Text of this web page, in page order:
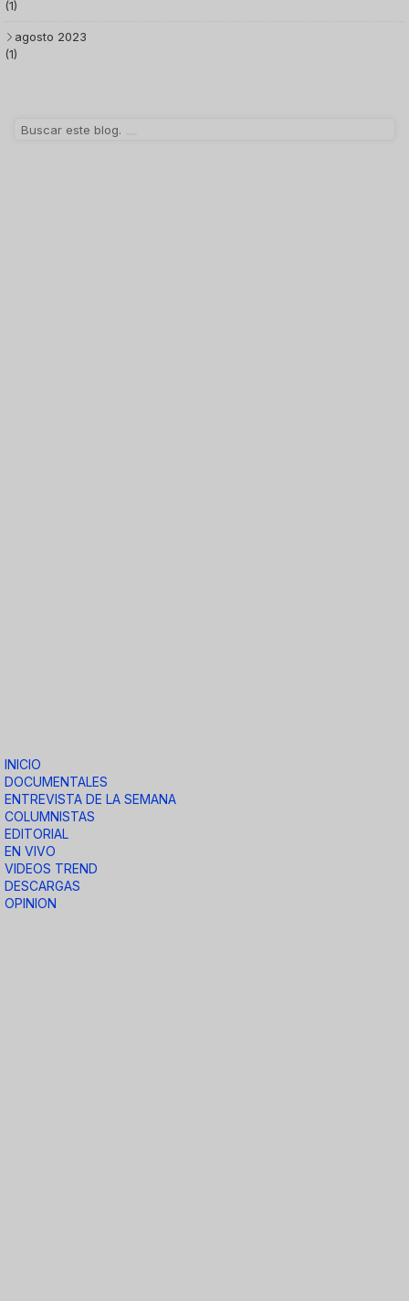
(1)
agosto 2023
(1)
INICIO
DOCUMENTALES
ENTREVISTA DE LA SEMANA
COLUMNISTAS
EDITORIAL
EN VIVO
VIDEOS TREND
DESCARGAS
OPINION